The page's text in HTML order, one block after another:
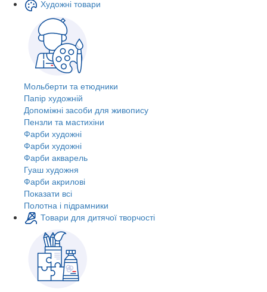
Художні товари
Мольберти та етюдники
Папір художній
Допоміжні засоби для живопису
Пензли та мастихіни
Фарби художні
Фарби художні
Фарби акварель
Гуаш художня
Фарби акрилові
Показати всі
Полотна і підрамники
Товари для дитячої творчості